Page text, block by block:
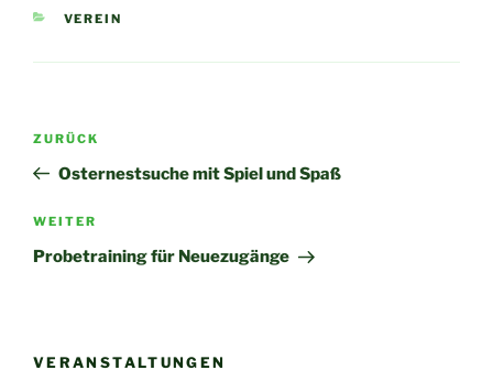
KATEGORIEN
VEREIN
Beitragsnavigation
Vorheriger
Beitrag
ZURÜCK
Osternestsuche mit Spiel und Spaß
Nächster
Beitrag
WEITER
Probetraining für Neuezugänge
VERANSTALTUNGEN